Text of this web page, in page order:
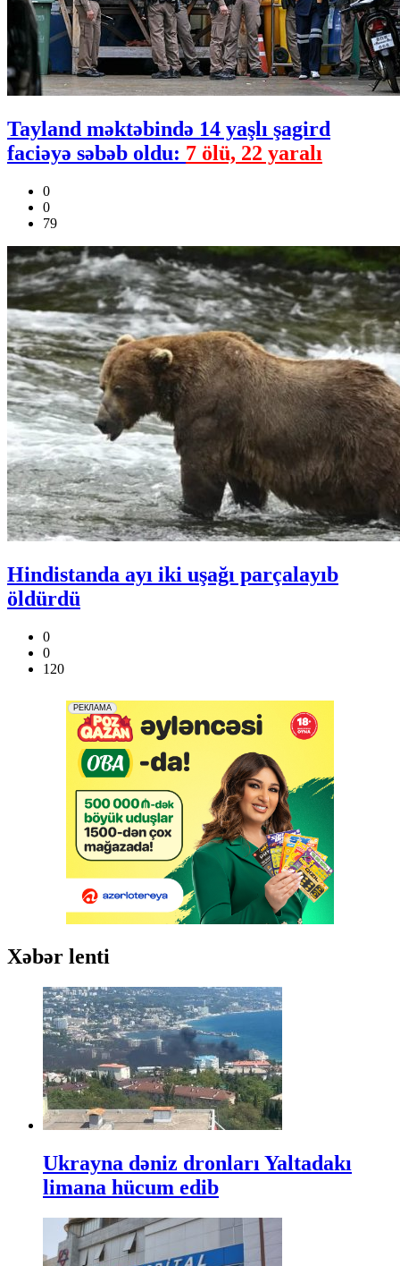
Tayland məktəbində 14 yaşlı şagird
faciəyə səbəb oldu: 7 ölü, 22 yaralı
0
0
79
Hindistanda ayı iki uşağı parçalayıb
öldürdü
0
0
120
Xəbər lenti
Ukrayna dəniz dronları Yaltadakı
limana hücum edib